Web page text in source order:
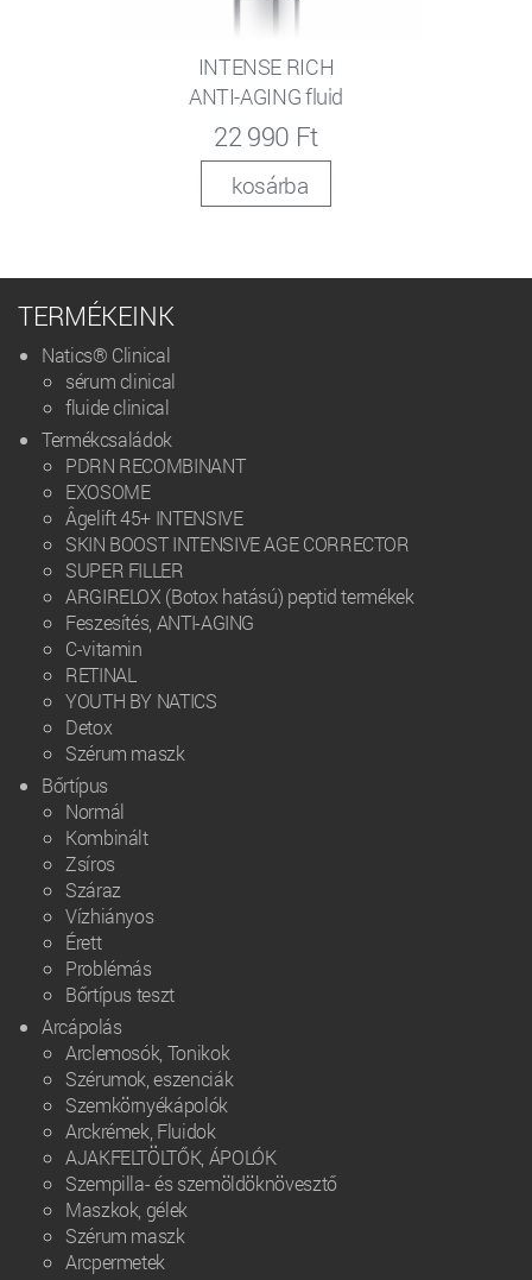
INTENSE RICH
ANTI-AGING fluid
22 990 Ft
kosárba
TERMÉKEINK
Natics® Clinical
sérum clinical
fluide clinical
Termékcsaládok
PDRN RECOMBINANT
EXOSOME
Âgelift 45+ INTENSIVE
SKIN BOOST INTENSIVE AGE CORRECTOR
SUPER FILLER
ARGIRELOX (Botox hatású) peptid termékek
Feszesítés, ANTI-AGING
C-vitamin
RETINAL
YOUTH BY NATICS
Detox
Szérum maszk
Bőrtípus
Normál
Kombinált
Zsíros
Száraz
Vízhiányos
Érett
Problémás
Bőrtípus teszt
Arcápolás
Arclemosók, Tonikok
Szérumok, eszenciák
Szemkörnyékápolók
Arckrémek, Fluidok
AJAKFELTÖLTŐK, ÁPOLÓK
Szempilla- és szemöldöknövesztő
Maszkok, gélek
Szérum maszk
Arcpermetek